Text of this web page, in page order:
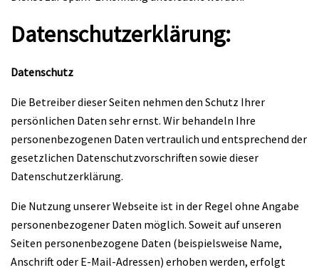
Datenschutzerklärung:
Datenschutz
Die Betreiber dieser Seiten nehmen den Schutz Ihrer
persönlichen Daten sehr ernst. Wir behandeln Ihre
personenbezogenen Daten vertraulich und entsprechend der
gesetzlichen Datenschutzvorschriften sowie dieser
Datenschutzerklärung.
Die Nutzung unserer Webseite ist in der Regel ohne Angabe
personenbezogener Daten möglich. Soweit auf unseren
Seiten personenbezogene Daten (beispielsweise Name,
Anschrift oder E-Mail-Adressen) erhoben werden, erfolgt